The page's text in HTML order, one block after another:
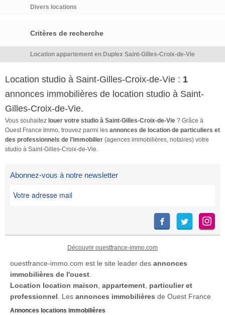
Divers locations
Critères de recherche
Location appartement en Duplex Saint-Gilles-Croix-de-Vie
Location studio à Saint-Gilles-Croix-de-Vie : 1
annonces immobilières de location studio à Saint-
Gilles-Croix-de-Vie.
Vous souhaitez louer votre studio à Saint-Gilles-Croix-de-Vie ? Grâce à
Ouest France Immo, trouvez parmi les annonces de location de particuliers et
des professionnels de l’immobilier (agences immobilières, notaires) votre
studio à Saint-Gilles-Croix-de-Vie.
Abonnez-vous à notre newsletter
Découvrir ouestfrance-immo.com
ouestfrance-immo.com est le site leader des annonces
immobilières de l'ouest
Location location maison appartement particulier et
professionnel . Les annonces immobilières de Ouest France
Annonces locations immobilières